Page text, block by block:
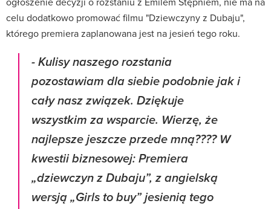
celu dodatkowo promować filmu "Dziewczyny z Dubaju",
którego premiera zaplanowana jest na jesień tego roku.
- Kulisy naszego rozstania
pozostawiam dla siebie podobnie jak i
cały nasz związek. Dziękuje
wszystkim za wsparcie. Wierzę, że
najlepsze jeszcze przede mną???? W
kwestii biznesowej: Premiera
„dziewczyn z Dubaju”, z angielską
wersją „Girls to buy” jesienią tego